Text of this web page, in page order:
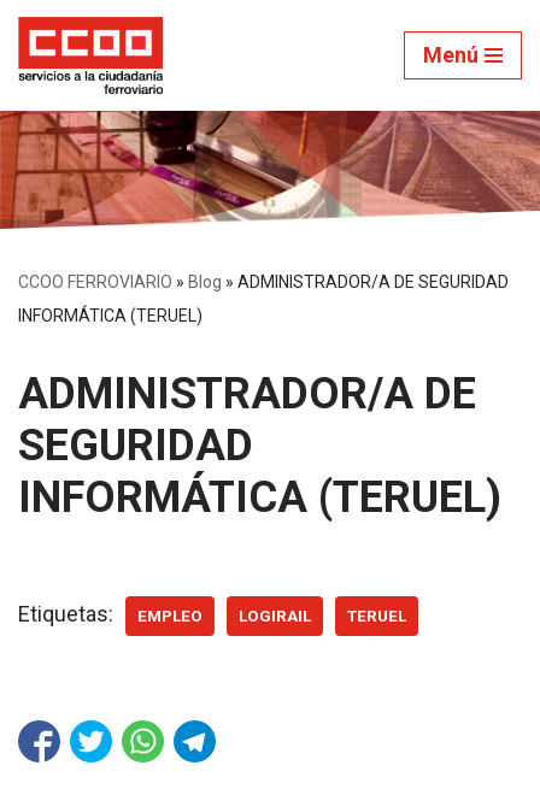
Saltar
contenido
Menú
CCOO FERROVIARIO » Blog » ADMINISTRADOR/A DE SEGURIDAD
INFORMÁTICA (TERUEL)
ADMINISTRADOR/A DE
SEGURIDAD
INFORMÁTICA (TERUEL)
Etiquetas: EMPLEO LOGIRAIL TERUEL